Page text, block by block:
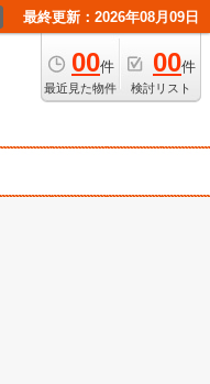
最終更新：2026年08月09日
00件
最近見た物件
00件
検討リスト